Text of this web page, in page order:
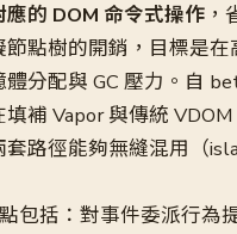
的 DOM 命令式操作 ，
點樹的開銷，目標是在
分配與 GC 壓力。自
補 Vapor 與傳統
套路徑能夠無縫混用（
包括：對事件委派行為